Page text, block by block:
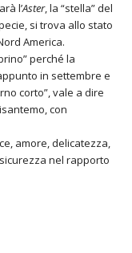
l’Aster, la “stella” del
si trova allo stato
America.
perché la
in settembre e
corto”, vale a dire
con
amore, delicatezza,
nel rapporto